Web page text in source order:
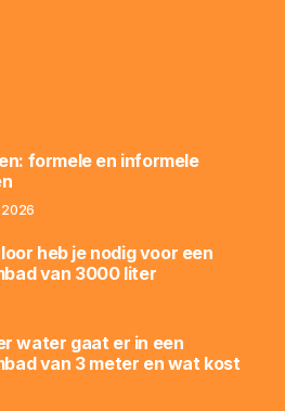
formele en informele
2026
heb je nodig voor een
van 3000 liter
water gaat er in een
van 3 meter en wat kost